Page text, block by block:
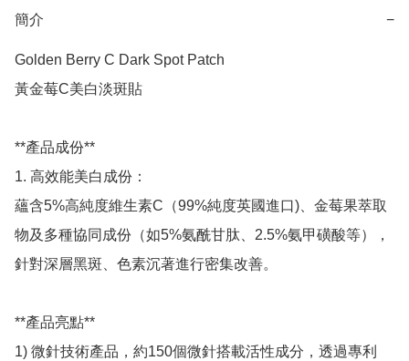
簡介 −
Golden Berry C Dark Spot Patch
黃金莓C美白淡斑貼
**產品成份**
1. 高效能美白成份：
蘊含5%高純度維生素C（99%純度英國進口)、金莓果萃取
物及多種協同成份（如5%氨酰甘肽、2.5%氨甲磺酸等），
針對深層黑斑、色素沉著進行密集改善。
**產品亮點**
1) 微針技術產品，約150個微針搭載活性成分，透過專利